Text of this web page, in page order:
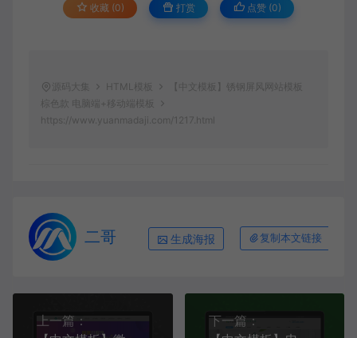
收藏 (0) 打赏 点赞 (0)
源码大集 HTML模板
【中文模板】锈钢屏风网站模板
棕色款 电脑端+移动端模板
https://www.yuanmadaji.com/1217.html
二哥 生成海报 复制本文链接
上一篇：
下一篇：